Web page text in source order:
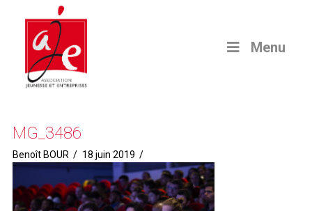
Menu
MG_3486
Benoît BOUR 18 juin 2019